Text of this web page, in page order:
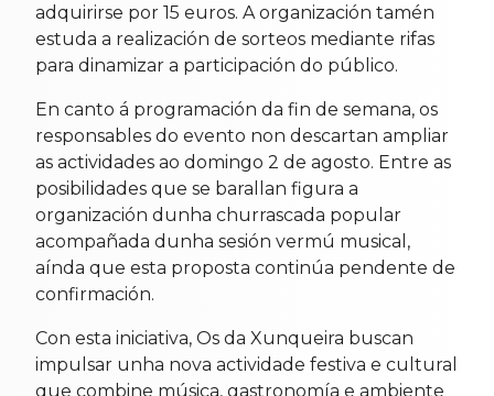
adquirirse por 15 euros. A organización tamén
estuda a realización de sorteos mediante rifas
para dinamizar a participación do público.
En canto á programación da fin de semana, os
responsables do evento non descartan ampliar
as actividades ao domingo 2 de agosto. Entre as
posibilidades que se barallan figura a
organización dunha churrascada popular
acompañada dunha sesión vermú musical,
aínda que esta proposta continúa pendente de
confirmación.
Con esta iniciativa, Os da Xunqueira buscan
impulsar unha nova actividade festiva e cultural
que combine música, gastronomía e ambiente